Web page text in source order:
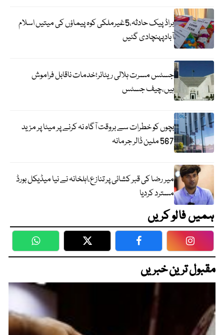
براڈ پیک حادثہ،5غیرملکی کوہ پیماؤں کی میتیں اسلام
آبادپہنچادی گئیں
جسٹس مسرت ہلالی ریٹائر؛خدمات ناقابل فراموش
ہیں،چیف جسٹس
بچوں کو خطرات سے بروقت آگاہ نہ کرنے پر میٹا پر مزید
567 ملین ڈالر جرمانہ
میر رضا کی قبر کشائی پر تنازع،اہلخانہ نے نیا میڈیکل بورڈ
مسترد کردیا
ہمیں فالو کریں
WhatsApp Twitter Facebook
مقبول ترین خبریں